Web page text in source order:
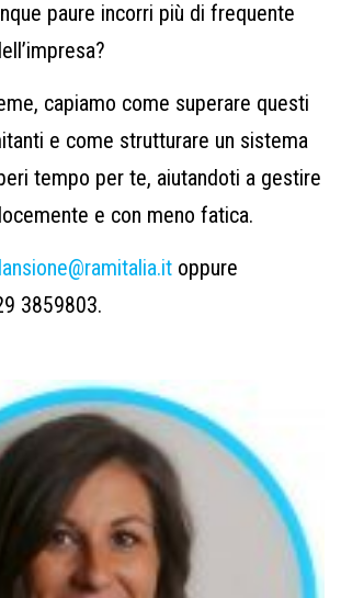
paure incorri più di frequente
capiamo come superare questi
e come strutturare un sistema
tempo per te, aiutandoti a gestire
e con meno fatica.
oppure
3859803.